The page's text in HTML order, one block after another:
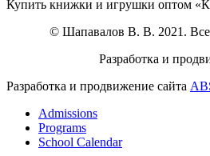
Купить книжки и игрушки оптом
© Шапавалов В. В. 2021.
Разработка и
Разработка и продвижение сайта
Admissions
Programs
School Calendar